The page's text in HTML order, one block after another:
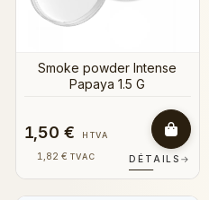
Smoke powder Intense
Papaya 1.5 G
1,50 € HTVA
1,82 € TVAC DÉTAILS →